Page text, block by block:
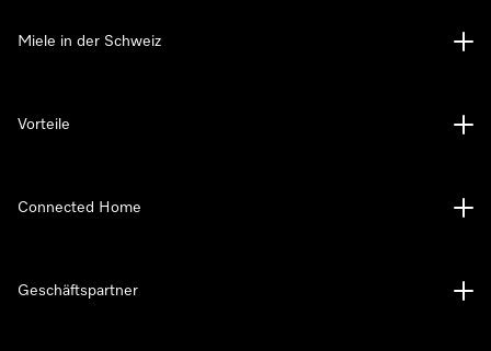
Miele in der Schweiz
Vorteile
Connected Home
Geschäftspartner